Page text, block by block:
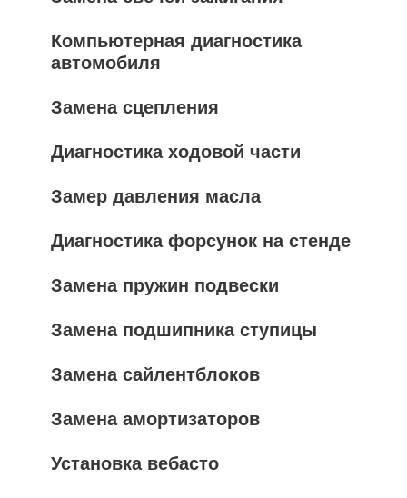
Компьютерная диагностика
автомобиля
Замена сцепления
Диагностика ходовой части
Замер давления масла
Диагностика форсунок на стенде
Замена пружин подвески
Замена подшипника ступицы
Замена сайлентблоков
Замена амортизаторов
Установка вебасто